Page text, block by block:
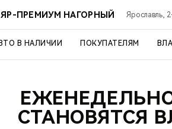
ПРЕМИУМ НАГОРНЫЙ Ярославль,
В НАЛИЧИИ ПОКУПАТЕЛЯМ
СТАНОВЯТСЯ